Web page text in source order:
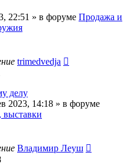
22:51 » в форуме Продажа и
trimedvedja
делу
2023, 14:18 » в форуме
выставки
Владимир Леуш